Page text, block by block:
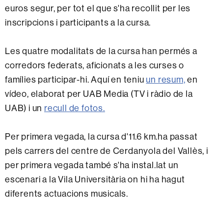
euros segur, per tot el que s'ha recollit per les
inscripcions i participants a la cursa.
Les quatre modalitats de la cursa han permés a
corredors federats, aficionats a les curses o
famílies participar-hi. Aquí en teniu un resum,en
vídeo, elaborat per UAB Media (TV i ràdio de la
UAB) i un recull de fotos.
Per primera vegada, la cursa d'11.6 km.ha passat
pels carrers del centre de Cerdanyola del Vallès, i
per primera vegada també s'ha instal.lat un
escenari a la Vila Universitària on hi ha hagut
diferents actuacions musicals.